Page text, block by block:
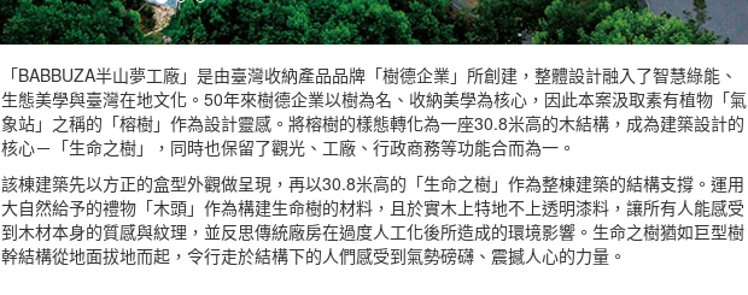
「BABBUZA半山夢工廠」是由臺灣收納產品品牌「樹德企業」所創建，整體設計融入了智慧綠能、
生態美學與臺灣在地文化。50年來樹德企業以樹為名、收納美學為核心，因此本案汲取素有植物「氣
象站」之稱的「榕樹」作為設計靈感。將榕樹的樣態轉化為一座30.8米高的木結構，成為建築設計的
核心－「生命之樹」，同時也保留了觀光、工廠、行政商務等功能合而為一。
該棟建築先以方正的盒型外觀做呈現，再以30.8米高的「生命之樹」作為整棟建築的結構支撐。運用
大自然給予的禮物「木頭」作為構建生命樹的材料，且於實木上特地不上透明漆料，讓所有人能感受
到木材本身的質感與紋理，並反思傳統廠房在過度人工化後所造成的環境影響。生命之樹猶如巨型樹
幹結構從地面拔地而起，令行走於結構下的人們感受到氣勢磅礴、震撼人心的力量。